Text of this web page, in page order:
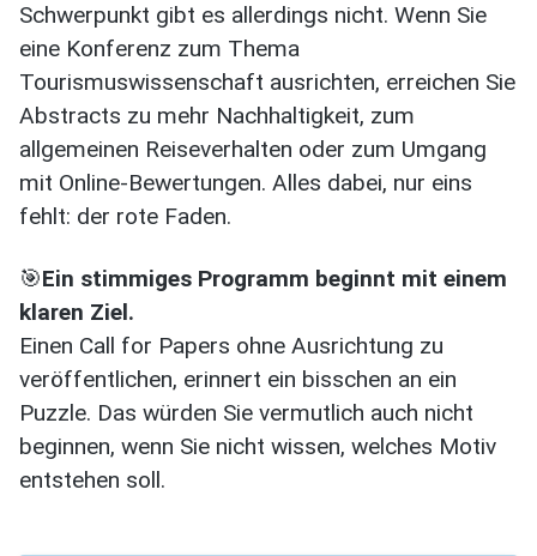
Schwerpunkt gibt es allerdings nicht. Wenn Sie
eine Konferenz zum Thema
Tourismuswissenschaft ausrichten, erreichen Sie
Abstracts zu mehr Nachhaltigkeit, zum
allgemeinen Reiseverhalten oder zum Umgang
mit Online-Bewertungen. Alles dabei, nur eins
fehlt: der rote Faden.
🎯Ein stimmiges Programm beginnt mit einem
klaren Ziel.
Einen Call for Papers ohne Ausrichtung zu
veröffentlichen, erinnert ein bisschen an ein
Puzzle. Das würden Sie vermutlich auch nicht
beginnen, wenn Sie nicht wissen, welches Motiv
entstehen soll.